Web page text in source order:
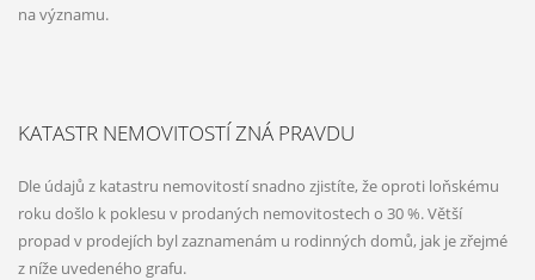
na významu.
KATASTR NEMOVITOSTÍ ZNÁ PRAVDU
Dle údajů z katastru nemovitostí snadno zjistíte, že oproti loňskému
roku došlo k poklesu v prodaných nemovitostech o 30 %. Větší
propad v prodejích byl zaznamenám u rodinných domů, jak je zřejmé
z níže uvedeného grafu.